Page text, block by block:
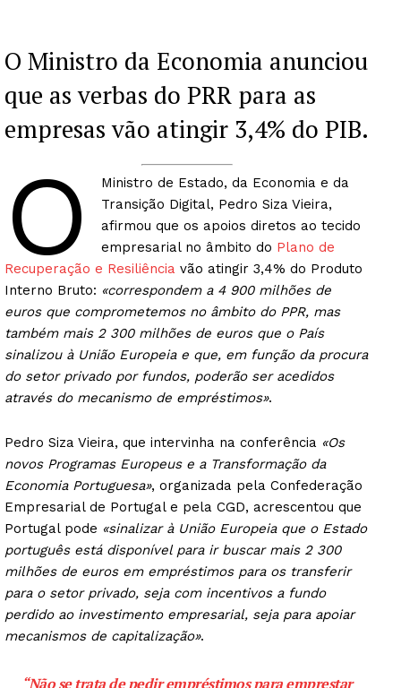
O Ministro da Economia anunciou
que as verbas do PRR para as
empresas vão atingir 3,4% do PIB.
O
Ministro de Estado, da Economia e da
Transição Digital, Pedro Siza Vieira,
afirmou que os apoios diretos ao tecido
empresarial no âmbito do Plano de
Recuperação e Resiliência vão atingir 3,4% do Produto
Interno Bruto: «correspondem a 4 900 milhões de
euros que comprometemos no âmbito do PPR, mas
também mais 2 300 milhões de euros que o País
sinalizou à União Europeia e que, em função da procura
do setor privado por fundos, poderão ser acedidos
através do mecanismo de empréstimos».
Pedro Siza Vieira, que intervinha na conferência «Os
novos Programas Europeus e a Transformação da
Economia Portuguesa», organizada pela Confederação
Empresarial de Portugal e pela CGD, acrescentou que
Portugal pode «sinalizar à União Europeia que o Estado
português está disponível para ir buscar mais 2 300
milhões de euros em empréstimos para os transferir
para o setor privado, seja com incentivos a fundo
perdido ao investimento empresarial, seja para apoiar
mecanismos de capitalização».
“Não se trata de pedir empréstimos para emprestar